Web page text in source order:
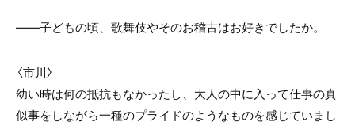
――子どもの頃、歌舞伎やそのお稽古はお好きでしたか。
〈市川〉
幼い時は何の抵抗もなかったし、大人の中に入って仕事の真
似事をしながら一種のプライドのようなものを感じていまし